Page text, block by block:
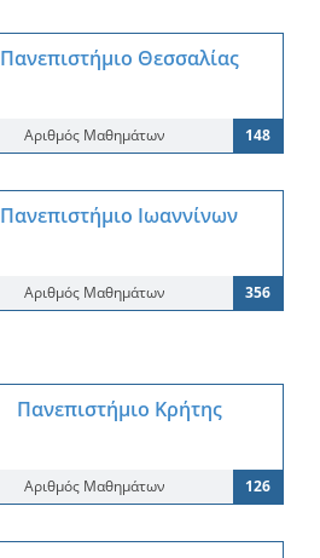
Πανεπιστήμιο Θεσσαλίας
Αριθμός Μαθημάτων 148
Πανεπιστήμιο Ιωαννίνων
Αριθμός Μαθημάτων 356
Πανεπιστήμιο Κρήτης
Αριθμός Μαθημάτων 126